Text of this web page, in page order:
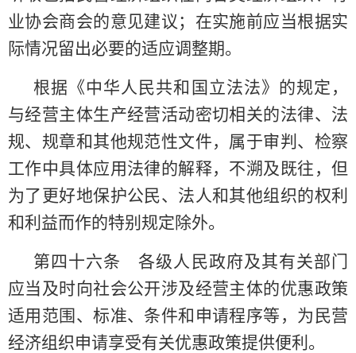
业协会商会的意见建议；在实施前应当根据实
际情况留出必要的适应调整期。
根据《中华人民共和国立法法》的规定，
与经营主体生产经营活动密切相关的法律、法
规、规章和其他规范性文件，属于审判、检察
工作中具体应用法律的解释，不溯及既往，但
为了更好地保护公民、法人和其他组织的权利
和利益而作的特别规定除外。
第四十六条 各级人民政府及其有关部门
应当及时向社会公开涉及经营主体的优惠政策
适用范围、标准、条件和申请程序等，为民营
经济组织申请享受有关优惠政策提供便利。